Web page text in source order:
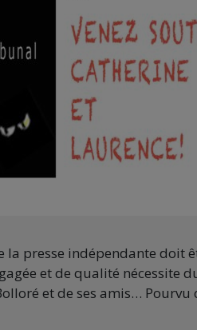
presse indépendante doit
et de qualité nécessite
et de ses amis… Pourvu